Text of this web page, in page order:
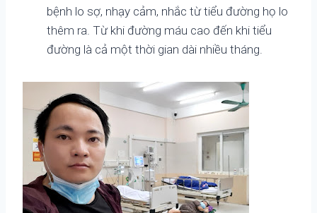
bệnh lo sợ, nhạy cảm, nhắc từ tiểu đường họ lo
thêm ra. Từ khi đường máu cao đến khi tiểu
đường là cả một thời gian dài nhiều tháng.